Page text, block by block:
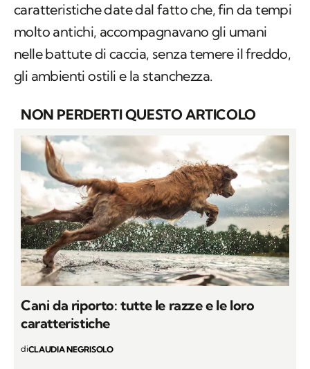
caratteristiche date dal fatto che, fin da tempi
molto antichi, accompagnavano gli umani
nelle battute di caccia, senza temere il freddo,
gli ambienti ostili e la stanchezza.
NON PERDERTI QUESTO ARTICOLO
Cani da riporto: tutte le razze e le loro
caratteristiche
diCLAUDIA NEGRISOLO